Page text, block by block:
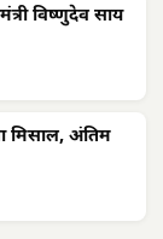
विष्णुदेव साय
मिसाल, अंतिम